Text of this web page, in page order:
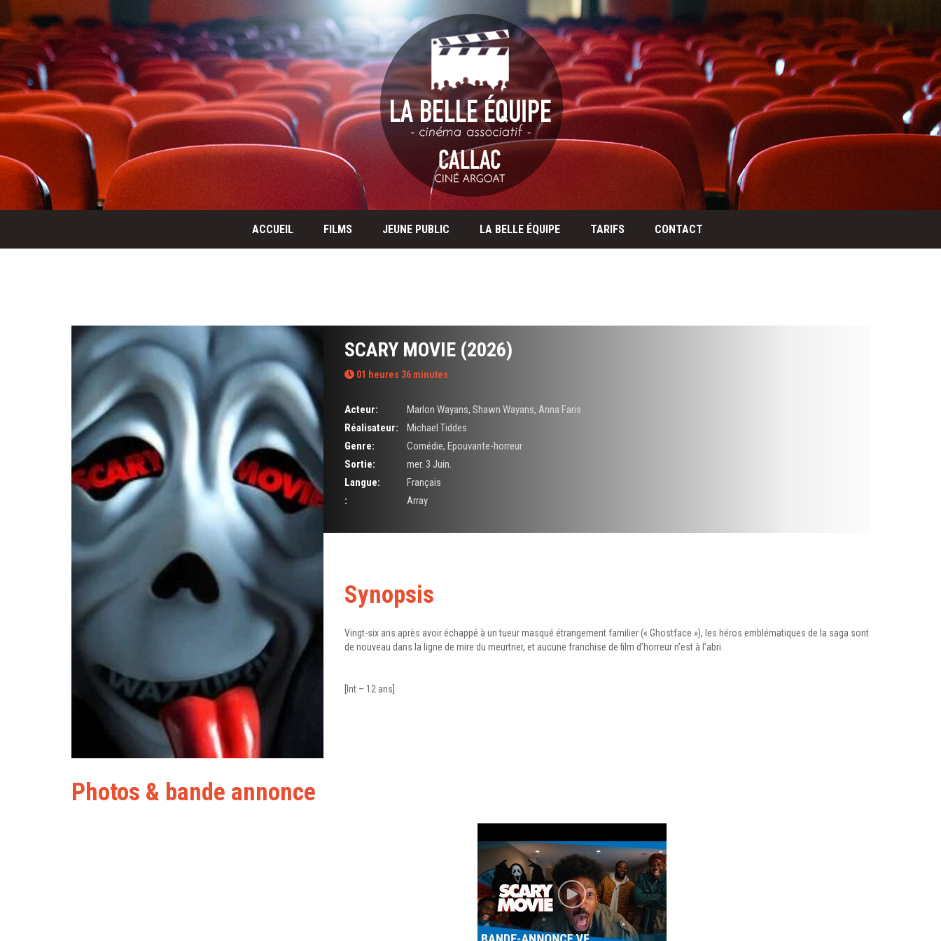
ACCUEIL FILMS JEUNE PUBLIC LA BELLE ÉQUIPE TARIFS CONTACT
SCARY MOVIE (2026)
01 heures 36 minutes
Acteur: Marlon Wayans, Shawn Wayans, Anna Faris
Réalisateur:
Michael Tiddes
Genre:
Comédie, Epouvante-horreur
Sortie:
mer. 3 Juin.
Langue:
Français
:
Array
Synopsis
Vingt-six ans après avoir échappé à un tueur masqué étrangement familier (« Ghostface »), les héros emblématiques de la saga sont
de nouveau dans la ligne de mire du meurtrier, et aucune franchise de film d’horreur n’est à l’abri.
[Int – 12 ans]
Photos & bande annonce